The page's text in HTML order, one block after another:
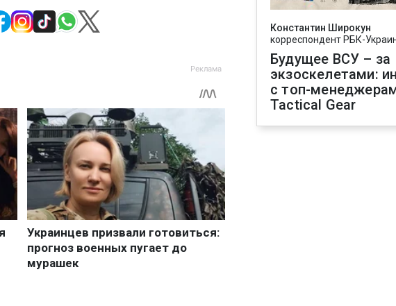
Константин Широкун
корреспондент РБК-
Будущее ВСУ – за
экзоскелетами:
с топ-
Tactical Gear